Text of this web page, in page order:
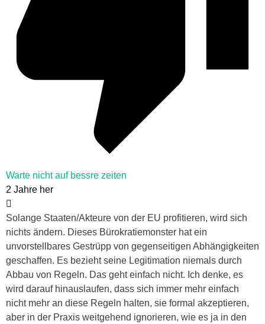
Warte nicht auf bessre zeiten
2 Jahre her
Solange Staaten/Akteure von der EU profitieren, wird sich
nichts ändern. Dieses Bürokratiemonster hat ein
unvorstellbares Gestrüpp von gegenseitigen Abhängigkeiten
geschaffen. Es bezieht seine Legitimation niemals durch
Abbau von Regeln. Das geht einfach nicht. Ich denke, es
wird darauf hinauslaufen, dass sich immer mehr einfach
nicht mehr an diese Regeln halten, sie formal akzeptieren,
aber in der Praxis weitgehend ignorieren, wie es ja in den